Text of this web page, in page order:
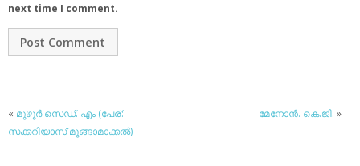
next time I comment.
« മുഴൂര്‍ സെഡ്. എം (പേര്:
സക്കറിയാസ് മൂങ്ങാമാക്കല്‍)
മേനോന്‍. കെ.ജി. »